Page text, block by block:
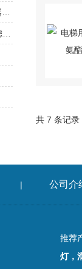
共 7 条记
| 公司介
推荐
灯，